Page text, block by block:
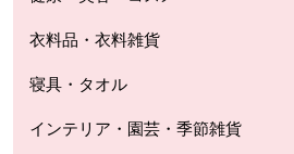
衣料品・衣料雑貨
寝具・タオル
インテリア・園芸・季節雑貨